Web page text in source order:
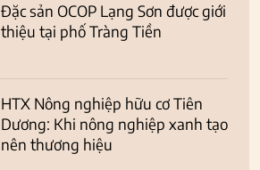
Đặc sản OCOP Lạng Sơn được giới
thiệu tại phố Tràng Tiền
HTX Nông nghiệp hữu cơ Tiên
Dương: Khi nông nghiệp xanh tạo
nên thương hiệu